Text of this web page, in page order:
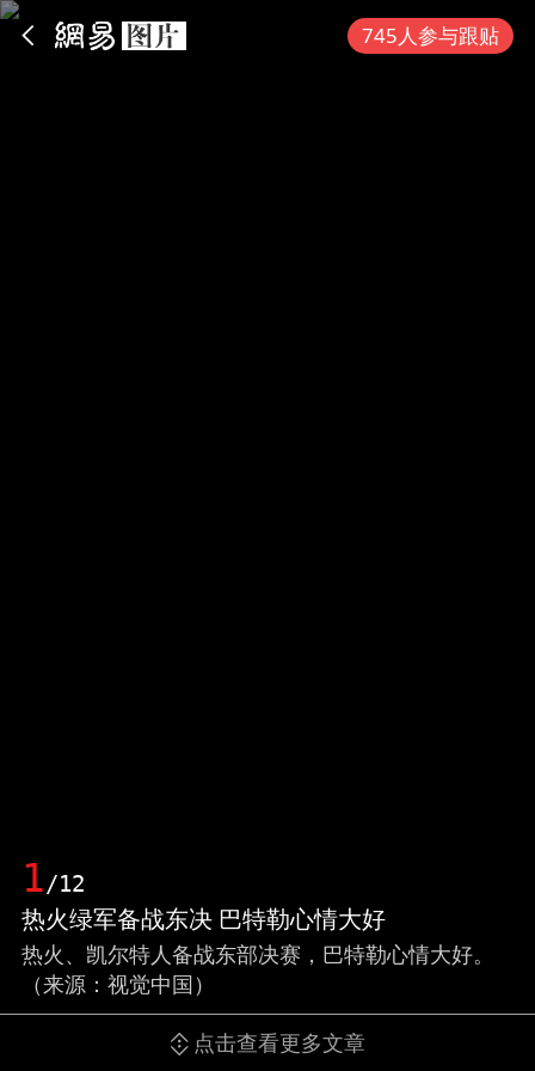
745人参与跟贴
1/12
热火绿军备战东决 巴特勒心情大好
热火、凯尔特人备战东部决赛，巴特勒心情大好。
（来源：视觉中国）
点击查看更多文章
App内打开